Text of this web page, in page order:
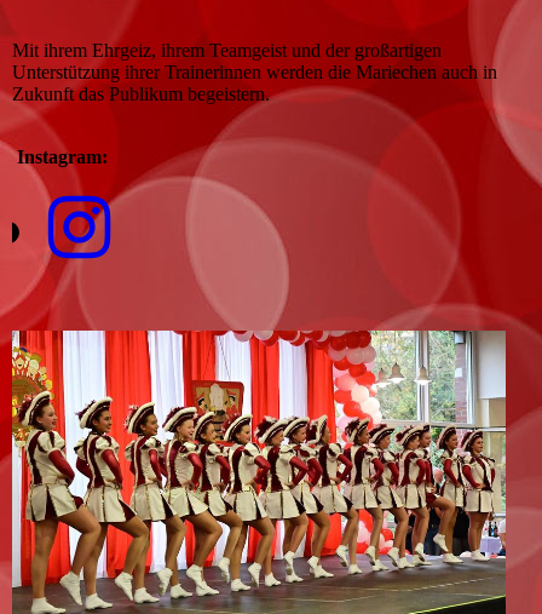
Mit ihrem Ehrgeiz, ihrem Teamgeist und der großartigen
Unterstützung ihrer Trainerinnen werden die Mariechen auch in
Zukunft das Publikum begeistern.
Instagram: